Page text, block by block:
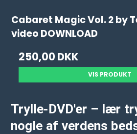
Cabaret Magic Vol. 2 by
video DOWNLOAD
250,00 DKK
VIS PRODUKT
Trylle-DVD'er – lær
nogle af verdens